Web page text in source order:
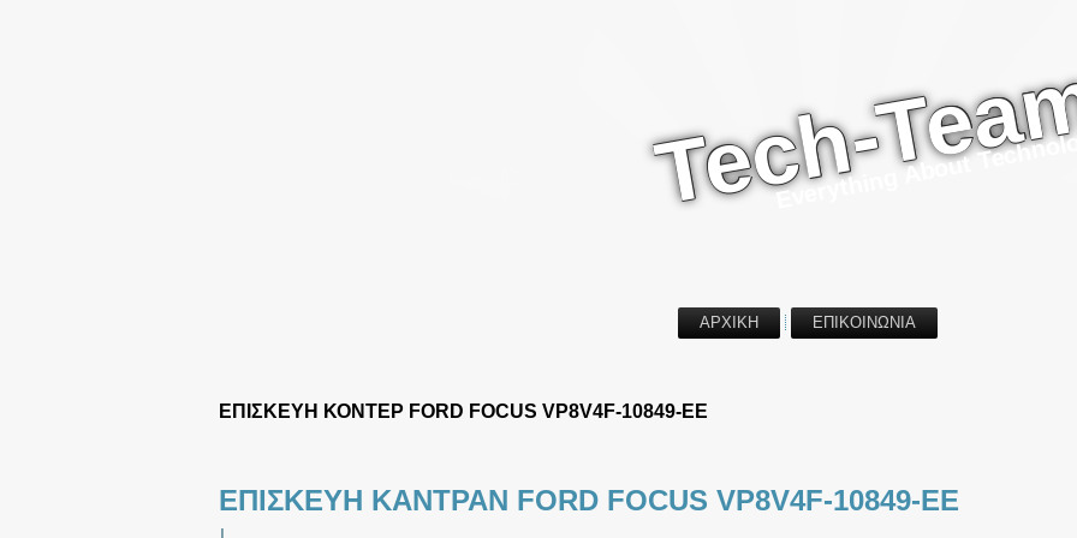
Tech-Everything About Technology
ΑΡΧΙΚΗ ΕΠΙΚΟΙΝΩΝΙΑ
ΕΠΙΣΚΕΥΗ ΚΟΝΤΕΡ FORD FOCUS VP8V4F-10849-EE
ΕΠΙΣΚΕΥΗ ΚΑΝΤΡΑΝ FORD FOCUS VP8V4F-10849-EE